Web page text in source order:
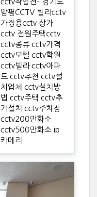
양평CCTV 빌라cctv
가정용cctv 상가
cctv 전원주택cctv
cctv종류 cctv가격
cctv모텔 cctv학원
cctv빌라 cctv아파
트 cctv추천 cctv설
치업체 cctv설치방
법 cctv주택 cctv추
가설치 cctv주차장
cctv200만화소
cctv500만화소 ip
카메라